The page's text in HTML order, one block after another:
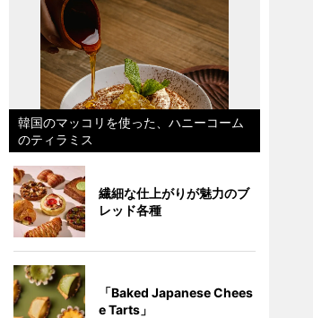
韓国のマッコリを使った、ハニーコーム
のティラミス
繊細な仕上がりが魅力のブ
レッド各種
「Baked Japanese Chees
e Tarts」